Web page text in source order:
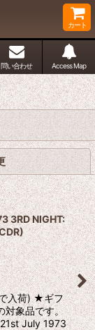
カート
問い合わせ Access Map
閉じる
3RD NIGHT:
入荷) ★ギフ
対象品です。
July 1973